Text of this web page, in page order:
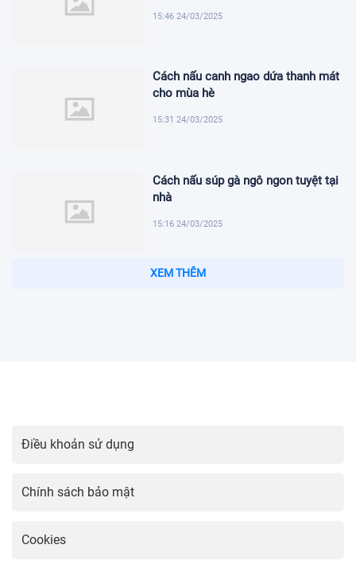
15:46 24/03/2025
Cách nấu canh ngao dứa thanh mát
cho mùa hè
15:31 24/03/2025
Cách nấu súp gà ngô ngon tuyệt tại
nhà
15:16 24/03/2025
XEM THÊM
Điều khoản sử dụng
Chính sách bảo mật
Cookies